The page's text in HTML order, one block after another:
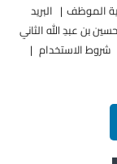
الموظف
البريد
بن عبدِ الله الثاني
شروط الاستخدام